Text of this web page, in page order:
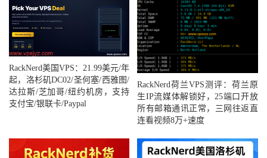
RackNerd美国VPS：21.99美元/年
起，洛杉矶DC02/圣何塞/西雅图/
达拉斯/芝加哥/纽约机房，支持
支付宝/银联卡/Paypal
RackNerd荷兰VPS测评：荷兰原
生IP流媒体解锁好，25端口开放
所有邮箱通讯正常，三网往返直
连看视频8万+速度